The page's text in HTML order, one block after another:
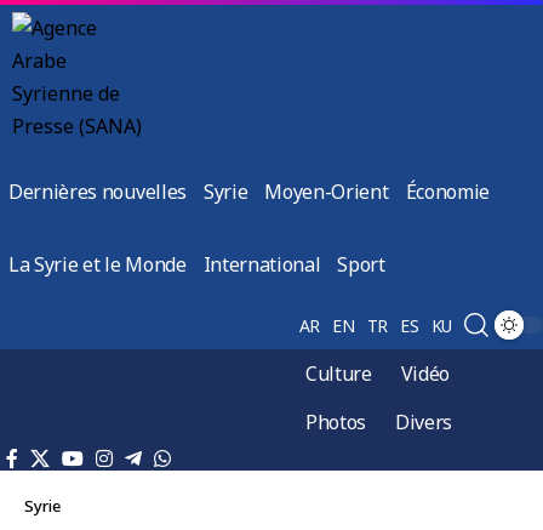
Dernières nouvelles Syrie Moyen-Orient Économie
La Syrie et le Monde International Sport
AR EN TR ES KU
Culture
Vidéo
Photos
Divers
Syrie